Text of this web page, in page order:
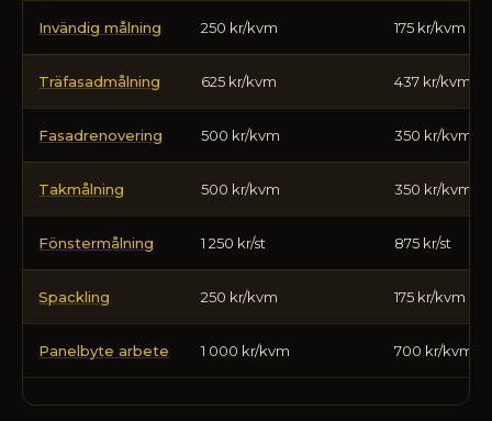
målare
i
nordvästra
Invändig målning 250 kr/kvm 175 kr/kvm
Träfasadmålning 625 kr/kvm 437 kr/kvm
Fasadrenovering 500 kr/kvm 350 kr/kvm
Takmålning 500 kr/kvm 350 kr/kvm
Fönstermålning 1 250 kr/st 875 kr/st
Spackling 250 kr/kvm 175 kr/kvm
Panelbyte arbete 1 000 kr/kvm 700 kr/kvm